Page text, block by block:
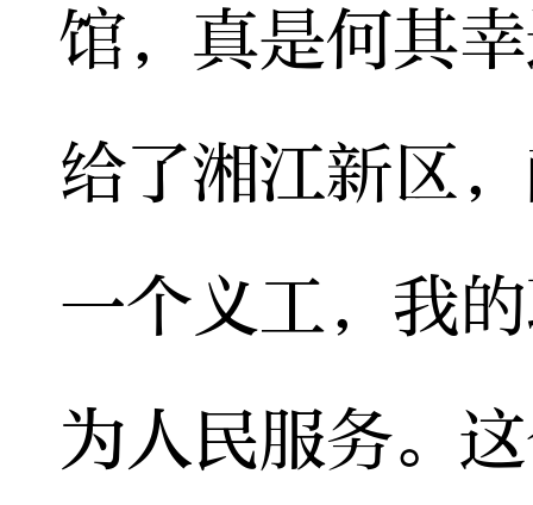
馆，真是何其
给了湘江新区
一个义工，我
为人民服务。